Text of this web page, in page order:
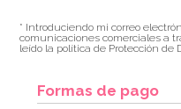
* Introduciendo mi correo
comunicaciones comerciales a
leído la política de Protección de
Formas de pago